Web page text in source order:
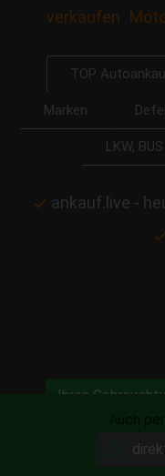
verkaufen
TOP
Marken
LKW,
ankauf.live -
Ihren
Auch